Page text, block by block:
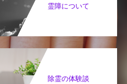
霊障について
除霊の体験談